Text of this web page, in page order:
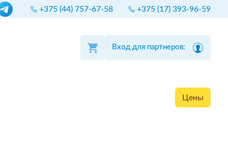
+375 (44) 757-67-58 +375 (17) 393-96-59
Вход для партнеров:
Цены